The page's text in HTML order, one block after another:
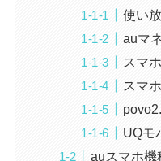
使い
auマ
スマ
スマ
UQモ
auスマホ機